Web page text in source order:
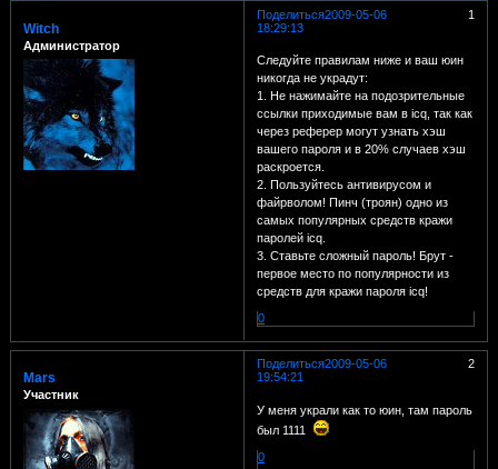
Поделиться 1
2009-05-06
18:29:13
Witch
Администратор
Следуйте правилам ниже и ваш юин
никогда не украдут:
1. Не нажимайте на подозрительные
ссылки приходимые вам в icq, так как
через реферер могут узнать хэш
вашего пароля и в 20% случаев хэш
раскроется.
2. Пользуйтесь антивирусом и
файрволом! Пинч (троян) одно из
самых популярных средств кражи
паролей icq.
3. Ставьте сложный пароль! Брут -
первое место по популярности из
средств для кражи пароля icq!
0
Поделиться 2
2009-05-06
19:54:21
Mars
Участник
У меня украли как то юин, там пароль
был 1111
0